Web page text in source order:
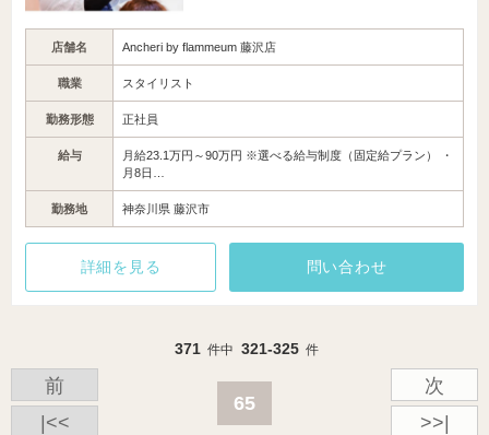
店舗名 Ancheri by flammeum 藤沢店
職業 スタイリスト
勤務形態 正社員
給与
月給23.1万円～90万円 ※選べる給与制度（固定給プラン） ・
月8日…
勤務地 神奈川県 藤沢市
詳細を見る 問い合わせ
371 件中 321-325 件
|<<
前
65
次
>>|